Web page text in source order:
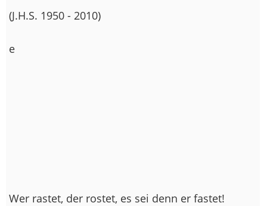
(J.H.S. 1950 - 2010)
e
Wer rastet, der rostet, es sei denn er fastet!